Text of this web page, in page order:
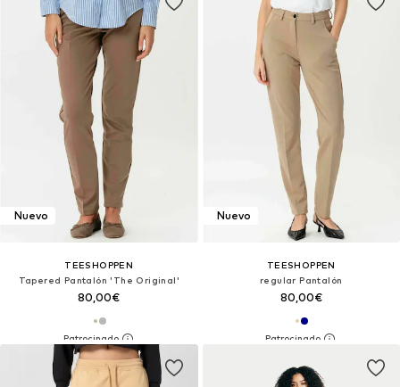
Nuevo
TEESHOPPEN
Tapered Pantalón 'The Original'
80,00€
Nuevo
TEESHOPPEN
regular Pantalón
80,00€